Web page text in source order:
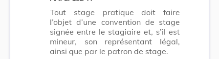
Tout stage pratique doit faire
l’objet d’une convention de stage
signée entre le stagiaire et, s’il est
mineur, son représentant légal,
ainsi que par le patron de stage.